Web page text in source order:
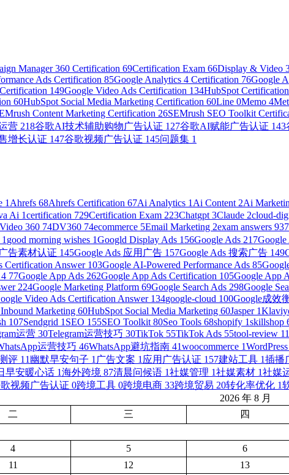
Manager 360 Certification 69Certification Exam 66Display & Video
Ads Certification 85Google Analytics 4 Certification 76Google
149Google Video Ads Certification 134HubSpot Certification
60HubSpot Social Media Marketing Certification 60Line 0Memo 4
Content Marketing Certification 26SEMrush SEO Toolkit
营 218谷歌AI技术辅助购物广告认证 127谷歌AI赋能广告认证 143
增长认证 147谷歌视频广告认证 145问题集 1
1 Ahrefs 68Ahrefs Certification 67Ai Analytics 1 Ai Content 2Ai
Ai 1certification 729Certification Exam 223Chatgpt 3Claude 2cloud-
360 74DV360 74ecommerce 5Email Marketing 2exam answers 937
1 good morning wishes 1Googld Display Ads 156Google Ads 217
告素材认证 145Google Ads 应用广告 157Google Ads 搜索广告 149
Certification Answer 103Google AI-Powered Performance Ads 85
77Google App Ads 262Google App Ads Certification 105Google App
224Google Marketing Platform 69Google Search Ads 298Google
Video Ads Certification Answer 134google-cloud 100Google成效
Marketing 60HubSpot Social Media Marketing 60Jasper 1
107Sendgrid 1 SEO 155SEO Toolkit 80Seo Tools 68shopify 1skillshop
运营 30Telegram运营技巧 30TikTok 55TikTok Ads 55tool-review 11
运营技巧 46WhatsApp避坑指南 41woocommerce 1WordPress
评 11 幽默早安句子 1 广告文案 1 应用广告认证 157建站工具 1插播
早安暖心话 1海外跨境 87清晨问候语 1社媒管理 1社媒素材 1社媒
视频广告认证 0跨境工具 0跨境电商 33跨境贸易 20转化率优化 1
2026 年 8 月
二 三 四
4 5 6
11 12 13